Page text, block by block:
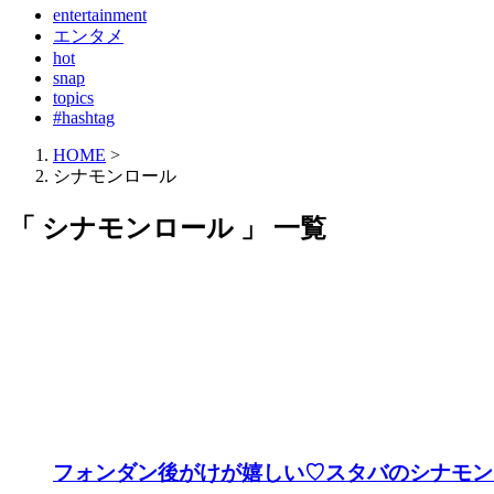
entertainment
エンタメ
hot
snap
topics
#hashtag
HOME >
シナモンロール
「 シナモンロール 」 一覧
フォンダン後がけが嬉しい♡スタバのシナモ